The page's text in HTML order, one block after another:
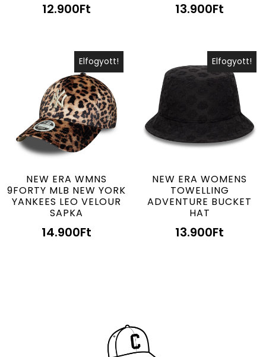
12.900Ft 13.900Ft
Elfogyott!
NEW ERA WMNS
9FORTY MLB NEW YORK
YANKEES LEO VELOUR
SAPKA
14.900Ft
Elfogyott!
NEW ERA WOMENS
TOWELLING
ADVENTURE BUCKET
HAT
13.900Ft